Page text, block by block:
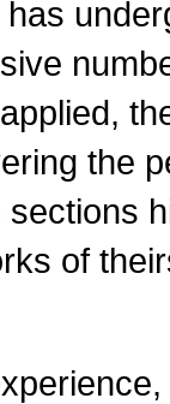
the
of